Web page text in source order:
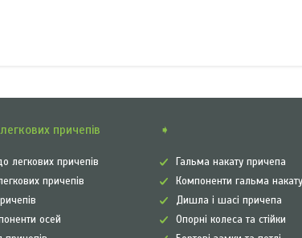
причепів
легкових причепів
причепів
осей
➧
Гальма накату причепа
Компоненти гальма накату
Дишла і шасі причепа
Опорні колеса та стійки